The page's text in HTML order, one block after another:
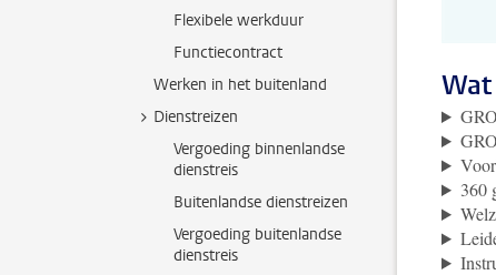
Flexibele werkduur
Functiecontract
Werken in het buitenland
Dienstreizen
Vergoeding binnenlandse
dienstreis
Buitenlandse dienstreizen
Vergoeding buitenlandse
dienstreis
360